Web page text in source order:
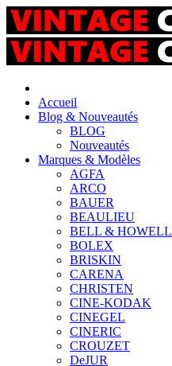
Accueil
Blog & Nouveautés
BLOG
Nouveautés
Marques & Modèles
AGFA
ARCO
BAUER
BEAULIEU
BELL & HOWELL
BOLEX
BRISKIN
CARENA
CHRISTEN
CINE-KODAK
CINEGEL
CINERIC
CROUZET
DeJUR